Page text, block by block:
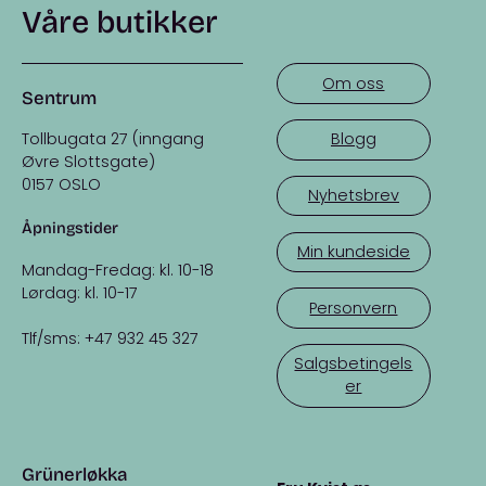
Våre butikker
Sentrum
Tollbugata 27 (inngang
Øvre Slottsgate)
0157 OSLO
Åpningstider
Mandag-Fredag: kl. 10-18
Lørdag: kl. 10-17
Tlf/sms: +47 932 45 327
Grünerløkka
Om oss
Blogg
Nyhetsbrev
Min kundeside
Personvern
Salgsbetingels
er